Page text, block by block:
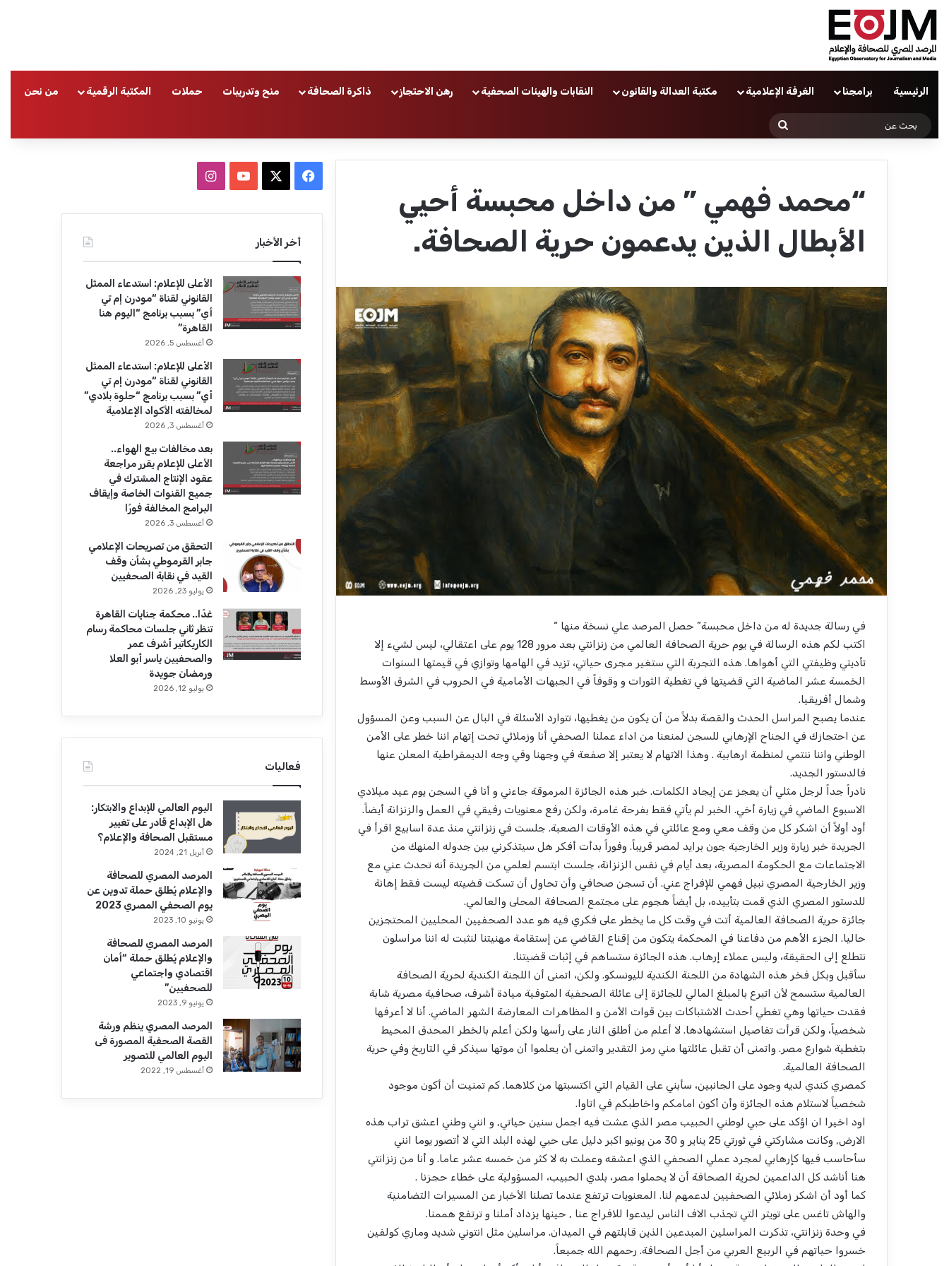
الرئيسية برامجنا الغرفة الإعلامية مكتبة العدالة والقانون النقابات والهيئات الصحفية رهن الاحتجاز ذاكرة الصحافة منح وتدريبات حملات المكتبة الرقمية من نحن
“محمد فهمي ” من داخل محبسة أحيي
الأبطال الذين يدعمون حرية الصحافة.
في رسالة جديدة له من داخل محبسة” حصل المرصد علي نسخة منها “
اكتب لكم هذه الرسالة في يوم حرية الصحافة العالمي من زنزانتي بعد مرور 128 يوم على اعتقالي، ليس لشيء إلا
تأديتي وظيفتي التي أهواها. هذه التجربة التي ستغير مجرى حياتي، تزيد في الهامها وتوازي في قيمتها السنوات
الخمسة عشر الماضية التي قضيتها في تغطية الثورات و وقوفاً في الجبهات الأمامية في الحروب في الشرق الأوسط
وشمال أفريقيا.
عندما يصبح المراسل الحدث والقصة بدلاً من أن يكون من يغطيها، تتوارد الأسئلة في البال عن السبب وعن المسؤول
عن احتجازك في الجناح الإرهابي للسجن لمنعنا من اداء عملنا الصحفي أنا وزملائي تحت إتهام اننا خطر على الأمن
الوطني واننا ننتمي لمنظمة ارهابية . وهذا الاتهام لا يعتبر إلا صفعة في وجهنا وفي وجه الديمقراطية المعلن عنها
فالدستور الجديد.
نادراً جداً لرجل مثلي أن يعجز عن إيجاد الكلمات. خبر هذه الجائزة المرموقة جاءني و أنا في السجن يوم عيد ميلادي
الاسبوع الماضي في زيارة أخي. الخبر لم يأتي فقط بفرحة غامرة، ولكن رفع معنويات رفيقي في العمل والزنزانة أيضاً.
أود أولاً أن اشكر كل من وقف معي ومع عائلتي في هذه الأوقات الصعبة. جلست في زنزانتي منذ عدة اسابيع اقرأ في
الجريدة خبر زيارة وزير الخارجية جون برايد لمصر قريباً. وفوراً بدأت أفكر هل سيتذكرني بين جدوله المنهك من
الاجتماعات مع الحكومة المصرية، بعد أيام في نفس الزنزانة، جلست ابتسم لعلمي من الجريدة أنه تحدث عني مع
وزير الخارجية المصري نبيل فهمي للإفراج عني. أن تسجن صحافي وأن تحاول أن تسكت قضيته ليست فقط إهانة
للدستور المصري الذي قمت بتأييده، بل أيضاً هجوم على مجتمع الصحافة المحلى والعالمي.
جائزة حرية الصحافة العالمية أتت في وقت كل ما يخطر على فكري فيه هو عدد الصحفيين المحليين المحتجزين
حاليا. الجزء الأهم من دفاعنا في المحكمة يتكون من إقناع القاضي عن إستقامة مهنيتنا لنثبت له اننا مراسلون
نتطلع إلى الحقيقة، وليس عملاء إرهاب. هذه الجائزة ستساهم في إثبات قضيتنا.
سأقبل وبكل فخر هذه الشهادة من اللجنة الكندية لليونسكو. ولكن، اتمنى أن اللجنة الكندية لحرية الصحافة
العالمية ستسمح لأن اتبرع بالمبلغ المالي للجائزة إلى عائلة الصحفية المتوفية ميادة أشرف، صحافية مصرية شابة
فقدت حياتها وهي تغطي أحدث الاشتباكات بين قوات الأمن و المظاهرات المعارضة الشهر الماضي. أنا لا أعرفها
شخصياً، ولكن قرأت تفاصيل استشهادها. لا أعلم من أطلق النار على رأسها ولكن أعلم بالخطر المحدق المحيط
بتغطية شوارع مصر. واتمنى أن تقبل عائلتها مني رمز التقدير واتمنى أن يعلموا أن موتها سيذكر في التاريخ وفي حرية
الصحافة العالمية.
كمصري كندي لديه وجود على الجانبين، سأبني على القيام التي اكتسبتها من كلاهما. كم تمنيت أن أكون موجود
شخصياً لاستلام هذه الجائزة وأن أكون امامكم واخاطبكم في اتاوا.
اود اخيرا ان اؤكد على حبي لوطني الحبيب مصر الذي عشت فيه اجمل سنين حياتي, و انني وطني اعشق تراب هذه
الارض, وكانت مشاركتي في ثورتي 25 يناير و 30 من يونيو اكبر دليل على حبي لهذه البلد التي لا أتصور يوما انني
سأحاسب فيها كإرهابي لمجرد عملي الصحفي الذي اعشقه وعملت به لا كثر من خمسه عشر عاما. و أنا من زنزانتي
هنا أناشد كل الداعمين لحرية الصحافة أن لا يحملوا مصر، بلدي الحبيب، المسؤولية على خطاء حجزنا .
كما أود أن اشكر زملائي الصحفيين لدعمهم لنا. المعنويات ترتفع عندما تصلنا الأخبار عن المسيرات التضامنية
والهاش تاغس على تويتر التي تجذب الاف الناس ليدعوا للافراج عنا , حينها يزداد أملنا و ترتفع هممنا.
في وحدة زنزانتي، تذكرت المراسلين المبدعين الذين قابلتهم في الميدان. مراسلين مثل انتوني شديد وماري كولفين
خسروا حياتهم في الربيع العربي من أجل الصحافة. رحمهم الله جميعاً.
ب
و
ك
u
T
u
e
ا
ت
ق
ر
ا
م
أخر الأخبار
الأعلى للإعلام: استدعاء الممثل
القانوني لقناة “مودرن إم تي
أي” بسبب برنامج “اليوم هنا
القاهرة”
أغسطس 5, 2026
الأعلى للإعلام: استدعاء الممثل
القانوني لقناة “مودرن إم تي
أي” بسبب برنامج “حلوة بلادي”
لمخالفته الأكواد الإعلامية
أغسطس 3, 2026
بعد مخالفات بيع الهواء..
الأعلى للإعلام يقرر مراجعة
عقود الإنتاج المشترك في
جميع القنوات الخاصة وإيقاف
البرامج المخالفة فورًا
أغسطس 3, 2026
التحقق من تصريحات الإعلامي
جابر القرموطي بشأن وقف
القيد في نقابة الصحفيين
يوليو 23, 2026
غدًا.. محكمة جنايات القاهرة
تنظر ثاني جلسات محاكمة رسام
الكاريكاتير أشرف عمر
والصحفيين ياسر أبو العلا
ورمضان جويدة
يوليو 12, 2026
فعاليات
اليوم العالمي للإبداع والابتكار:
هل الإبداع قادر على تغيير
مستقبل الصحافة والإعلام؟
أبريل 21, 2024
المرصد المصري للصحافة
والإعلام يُطلق حملة تدوين عن
يوم الصحفي المصري 2023
يونيو 10, 2023
المرصد المصري للصحافة
والإعلام يُطلق حملة “أمان
اقتصادي واجتماعي
للصحفيين”
يونيو 9, 2023
المرصد المصري ينظم ورشة
القصة الصحفية المصورة فى
اليوم العالمي للتصوير
أغسطس 19, 2022